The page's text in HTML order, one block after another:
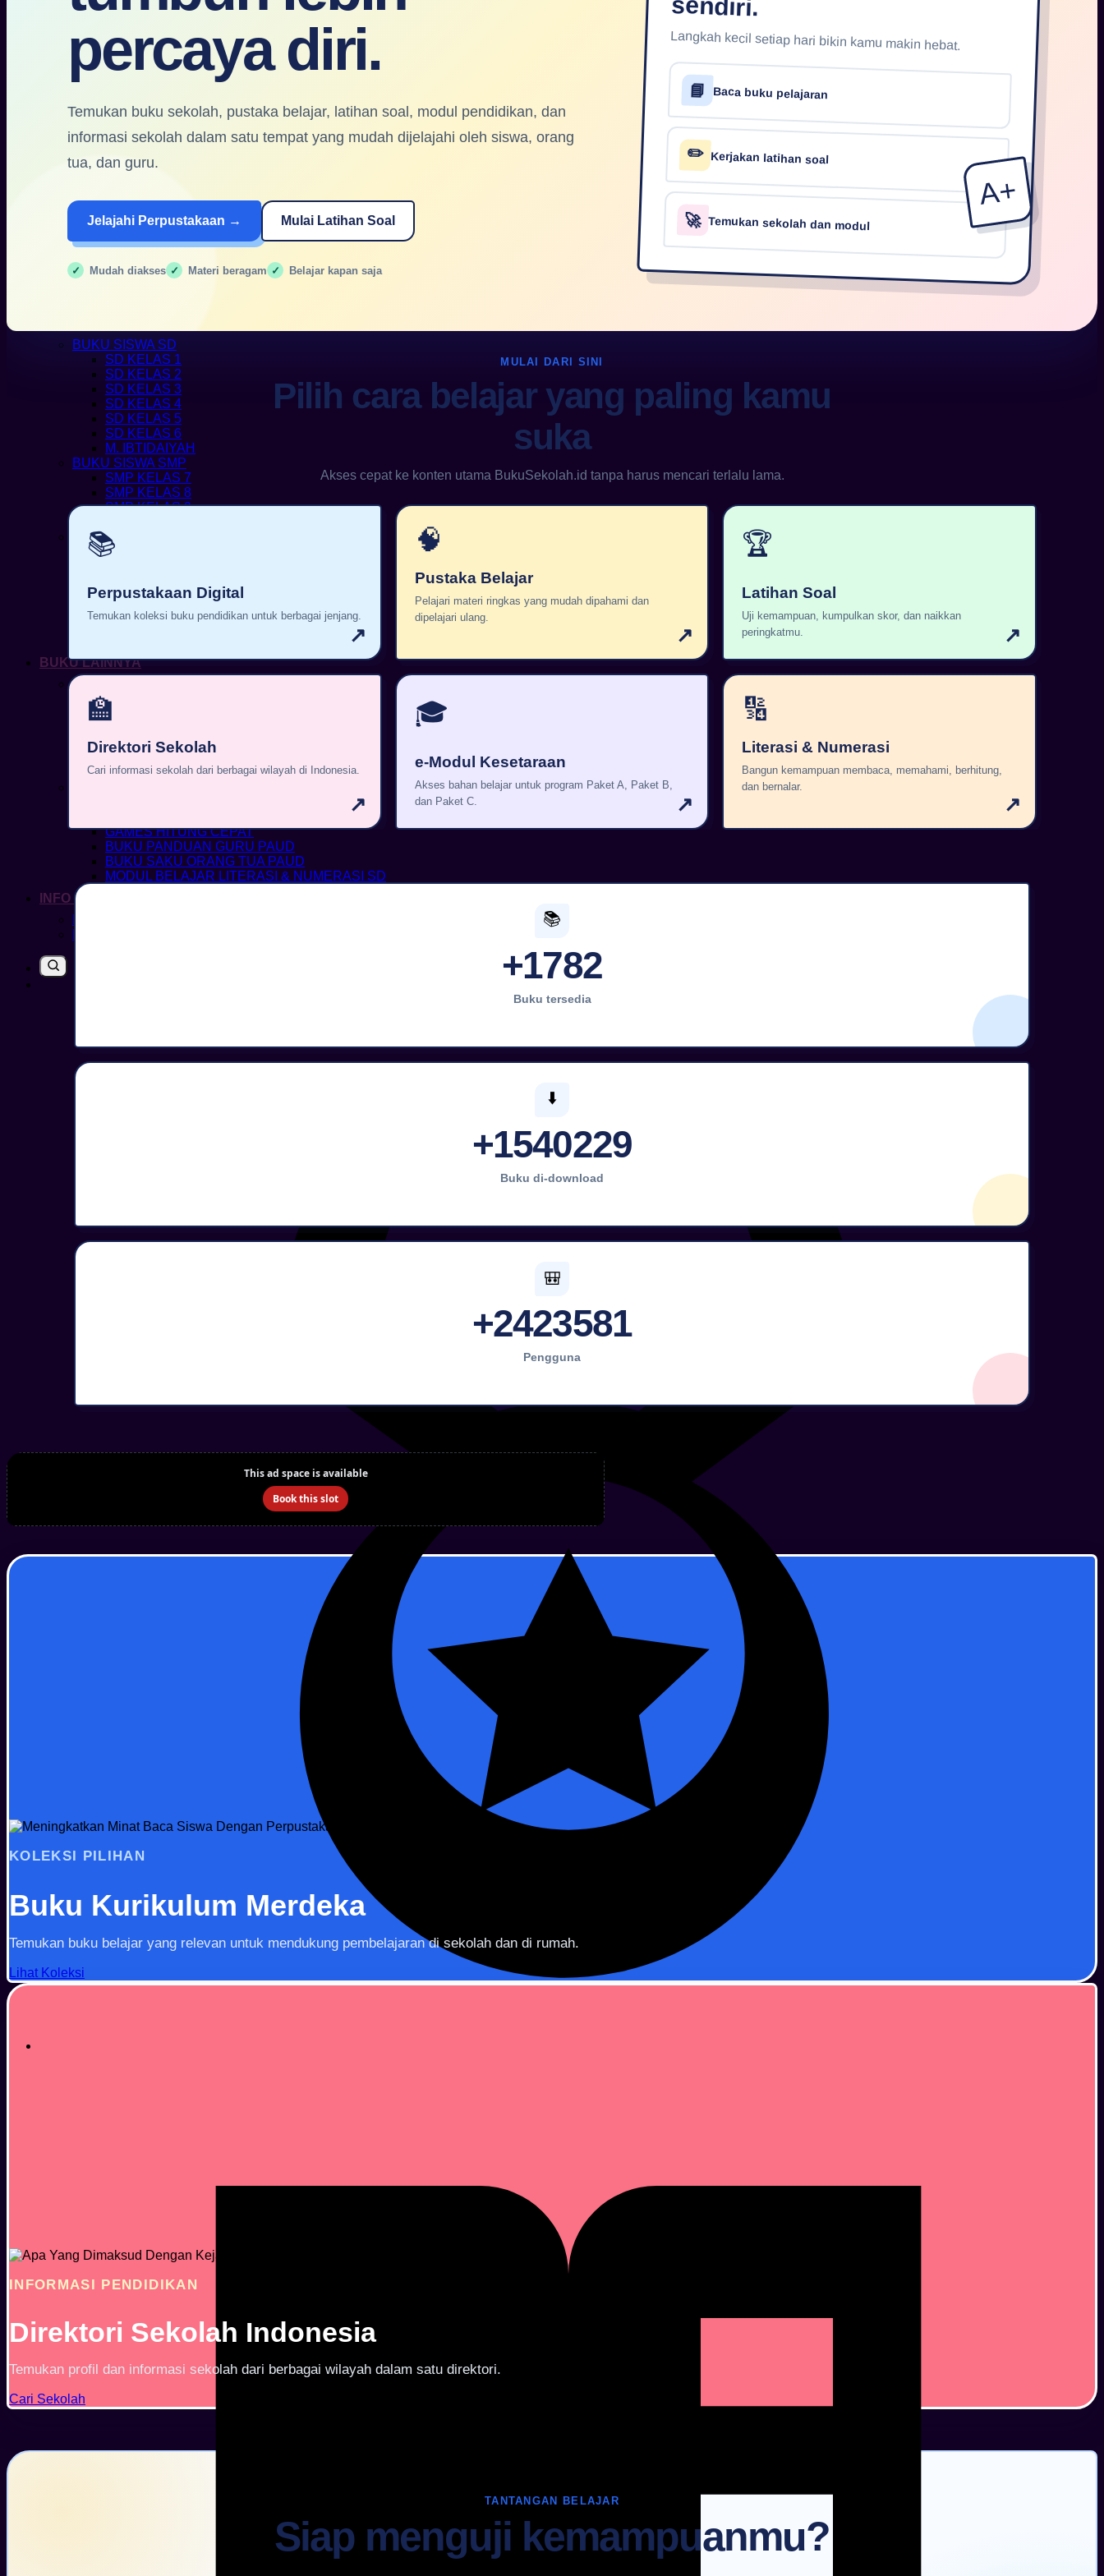
MUSEUM.CO.ID
BUKU GURU SD
SD KELAS 1
SD KELAS 4
SD KELAS 6
SMP KELAS 7
SMP KELAS 9
BUKU GURU SMA / SMK
SMA KELAS 10
SMA KELAS 11
SMK KELAS 10
BUKU SISWA SD
SD KELAS 1
SD KELAS 2
SD KELAS 3
SD KELAS 4
SD KELAS 5
SD KELAS 6
M. IBTIDAIYAH
BUKU SISWA SMP
SMP KELAS 7
SMP KELAS 8
SMP KELAS 9
BUKU SISWA SMA / SMK
SMA KELAS 10
SMK KELAS 10
SMK KELAS 11
SMK KELAS 12
BUKU LAINNYA
BUKU KURIKULUM MERDEKA
E-MODUL KESETARAAN
BUKU AGAMA ISLAM
BUKU GAMBAR
BUKU MEWARNAI
GAMES HITUNG CEPAT
BUKU PANDUAN GURU PAUD
BUKU SAKU ORANG TUA PAUD
MODUL BELAJAR LITERASI & NUMERASI SD
INFO SEKOLAH
percaya diri.
Temukan buku sekolah, pustaka belajar, latihan soal, modul pendidikan, dan
informasi sekolah dalam satu tempat yang mudah dijelajahi oleh siswa, orang
tua, dan guru.
Jelajahi Perpustakaan → Mulai Latihan Soal
Mudah diakses Materi beragam Belajar kapan saja
Langkah kecil setiap hari bikin kamu makin hebat.
📘 Baca buku pelajaran
✏️ Kerjakan latihan soal
🚀 Temukan sekolah dan modul
A+
MULAI DARI SINI
Pilih cara belajar yang paling kamu
suka
Akses cepat ke konten utama BukuSekolah.id tanpa harus mencari terlalu lama.
📚
Perpustakaan Digital
Temukan koleksi buku pendidikan untuk berbagai jenjang.
↗
🧠
Pustaka Belajar
Pelajari materi ringkas yang mudah dipahami dan
dipelajari ulang.
↗
🏆
Latihan Soal
Uji kemampuan, kumpulkan skor, dan naikkan
peringkatmu.
↗
🏫
Direktori Sekolah
Cari informasi sekolah dari berbagai wilayah di Indonesia.
↗
🎓
e-Modul Kesetaraan
Akses bahan belajar untuk program Paket A, Paket B,
dan Paket C.
↗
🔢
Literasi & Numerasi
Bangun kemampuan membaca, memahami, berhitung,
dan bernalar.
↗
📚
+1782
Buku tersedia
⬇️
+1540229
Buku di-download
🎒
+2423581
Pengguna
KOLEKSI PILIHAN
Buku Kurikulum Merdeka
Temukan buku belajar yang relevan untuk mendukung pembelajaran di sekolah dan di rumah.
Lihat Koleksi
INFORMASI PENDIDIKAN
Direktori Sekolah Indonesia
Temukan profil dan informasi sekolah dari berbagai wilayah dalam satu direktori.
Cari Sekolah
TANTANGAN BELAJAR
Siap menguji kemampuanmu?